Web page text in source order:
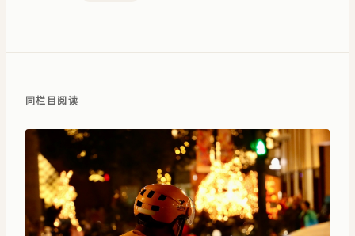
同栏目阅读